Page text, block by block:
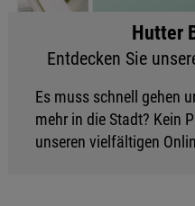
Hutter
Entdecken Sie
Es muss schnell gehen
mehr in die Stadt? Kein
unseren vielfältigen